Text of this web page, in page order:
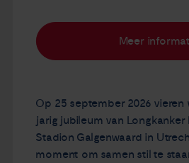
Meer
Op 25 september 2026 vieren
jarig jubileum van
Stadion Galgenwaard in
moment om samen stil te